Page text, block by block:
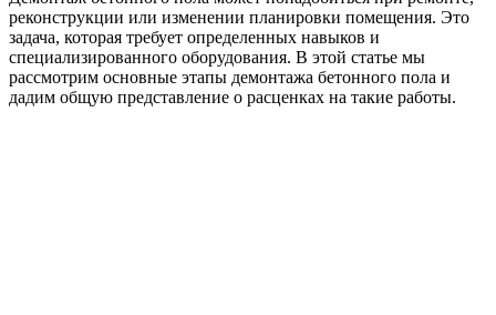
реконструкции или изменении планировки помещения. Это
задача, которая требует определенных навыков и
специализированного оборудования. В этой статье мы
рассмотрим основные этапы демонтажа бетонного пола и
дадим общую представление о расценках на такие работы.